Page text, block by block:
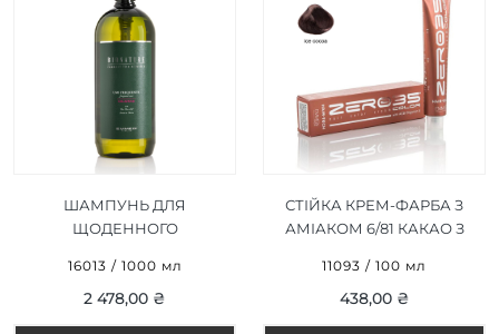
ШАМПУНЬ ДЛЯ
ЩОДЕННОГО
BIONATURE SHAMPOO
USO FREQUENTE 1000 ML
16013 / 1000 мл
2 478,00 ₴
СТІЙКА КРЕМ-ФАРБА З
АМІАКОМ 6/81 КАКАО З
100ML
11093 / 100 мл
438,00 ₴